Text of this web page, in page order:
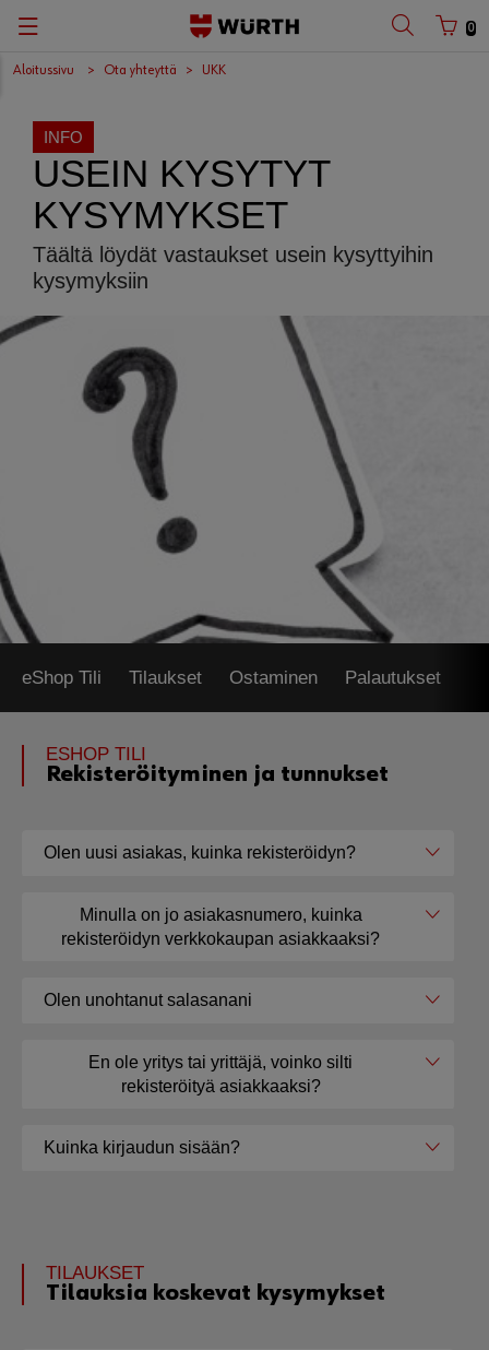
0
Aloitussivu Ota yhteyttä UKK
INFO
USEIN KYSYTYT
KYSYMYKSET
Täältä löydät vastaukset usein kysyttyihin
kysymyksiin
eShop Tili Tilaukset Ostaminen Palautukset
ESHOP TILI
Rekisteröityminen ja tunnukset
Olen uusi asiakas, kuinka rekisteröidyn?
Minulla on jo asiakasnumero, kuinka
rekisteröidyn verkkokaupan asiakkaaksi?
Olen unohtanut salasanani
En ole yritys tai yrittäjä, voinko silti
rekisteröityä asiakkaaksi?
Kuinka kirjaudun sisään?
TILAUKSET
Tilauksia koskevat kysymykset